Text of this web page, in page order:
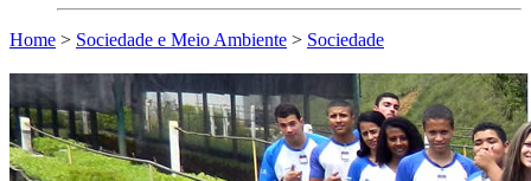
Home > Sociedade e Meio Ambiente > Sociedade